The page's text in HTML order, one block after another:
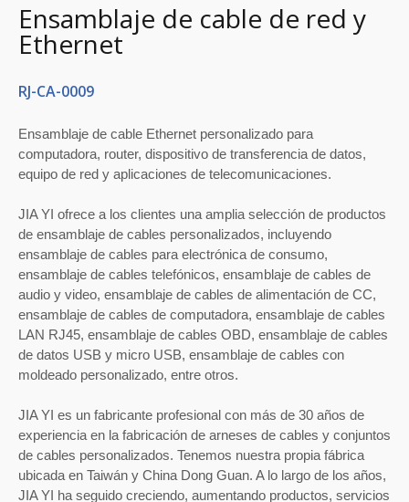
Ensamblaje de cable de red y
Ethernet
RJ-CA-0009
Ensamblaje de cable Ethernet personalizado para
computadora, router, dispositivo de transferencia de datos,
equipo de red y aplicaciones de telecomunicaciones.
JIA YI ofrece a los clientes una amplia selección de productos
de ensamblaje de cables personalizados, incluyendo
ensamblaje de cables para electrónica de consumo,
ensamblaje de cables telefónicos, ensamblaje de cables de
audio y video, ensamblaje de cables de alimentación de CC,
ensamblaje de cables de computadora, ensamblaje de cables
LAN RJ45, ensamblaje de cables OBD, ensamblaje de cables
de datos USB y micro USB, ensamblaje de cables con
moldeado personalizado, entre otros.
JIA YI es un fabricante profesional con más de 30 años de
experiencia en la fabricación de arneses de cables y conjuntos
de cables personalizados. Tenemos nuestra propia fábrica
ubicada en Taiwán y China Dong Guan. A lo largo de los años,
JIA YI ha seguido creciendo, aumentando productos, servicios